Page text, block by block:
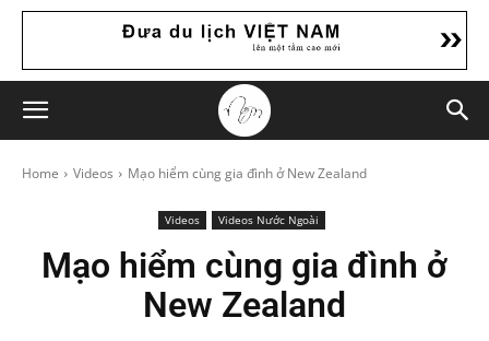
Home Videos Mạo hiểm cùng gia đình ở New Zealand
Videos Videos Nước Ngoài
Mạo hiểm cùng gia đình ở
New Zealand